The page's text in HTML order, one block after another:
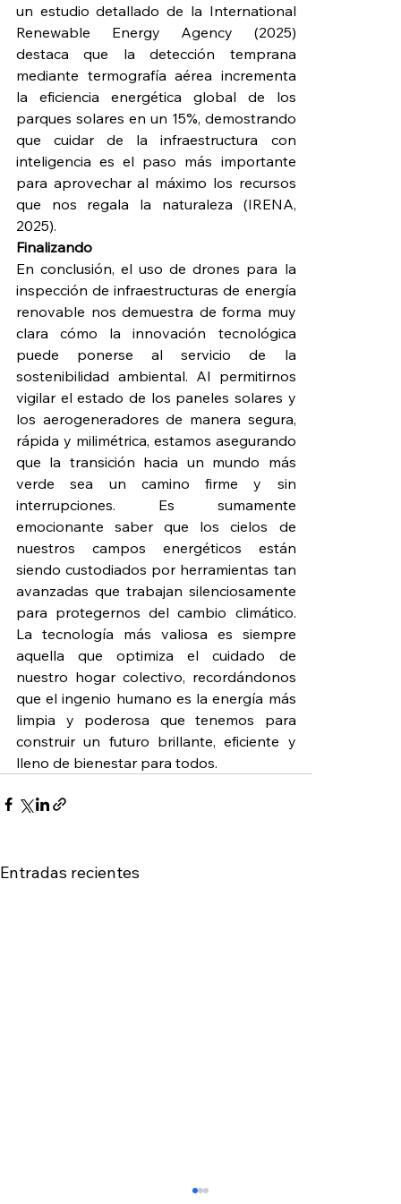
un estudio detallado de la International
Renewable Energy Agency (2025)
destaca que la detección temprana
mediante termografía aérea incrementa
la eficiencia energética global de los
parques solares en un 15%, demostrando
que cuidar de la infraestructura con
inteligencia es el paso más importante
para aprovechar al máximo los recursos
que nos regala la naturaleza (IRENA,
2025).
Finalizando
En conclusión, el uso de drones para la
inspección de infraestructuras de energía
renovable nos demuestra de forma muy
clara cómo la innovación tecnológica
puede ponerse al servicio de la
sostenibilidad ambiental. Al permitirnos
vigilar el estado de los paneles solares y
los aerogeneradores de manera segura,
rápida y milimétrica, estamos asegurando
que la transición hacia un mundo más
verde sea un camino firme y sin
interrupciones. Es sumamente
emocionante saber que los cielos de
nuestros campos energéticos están
siendo custodiados por herramientas tan
avanzadas que trabajan silenciosamente
para protegernos del cambio climático.
La tecnología más valiosa es siempre
aquella que optimiza el cuidado de
nuestro hogar colectivo, recordándonos
que el ingenio humano es la energía más
limpia y poderosa que tenemos para
construir un futuro brillante, eficiente y
lleno de bienestar para todos.
Entradas recientes